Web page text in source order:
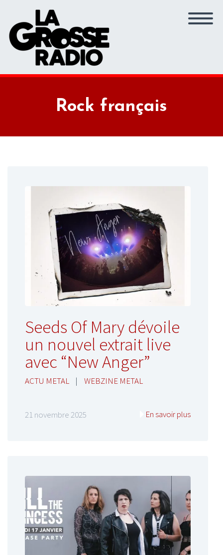
Rock français
Seeds Of Mary dévoile
un nouvel extrait live
avec “New Anger”
ACTU METAL | WEBZINE METAL
21 novembre 2025 En savoir plus